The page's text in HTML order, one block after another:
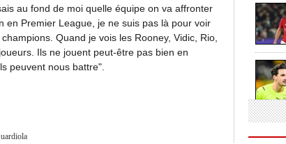
au fond de moi quelle équipe on va affronter
en Premier League, je ne suis pas là pour voir
Quand je vois les Rooney, Vidic, Rio,
Ils ne jouent peut-être pas bien en
peuvent nous battre".